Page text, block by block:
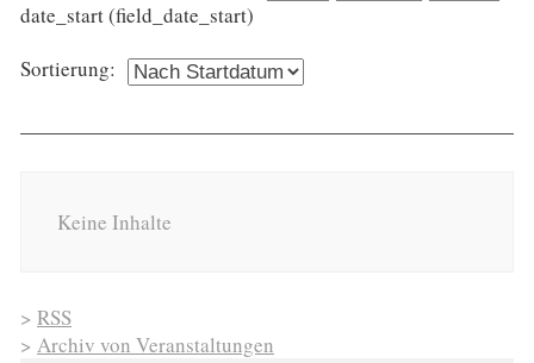
date_start (field_date_start)
Sortierung:
Keine Inhalte
> RSS
> Archiv von Veranstaltungen